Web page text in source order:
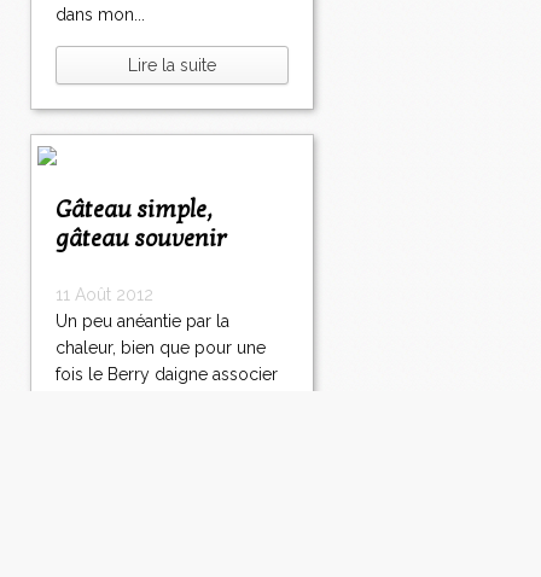
dans mon...
Lire la suite
Gâteau simple,
gâteau souvenir
11 Août 2012
Un peu anéantie par la
chaleur, bien que pour une
fois le Berry daigne associer